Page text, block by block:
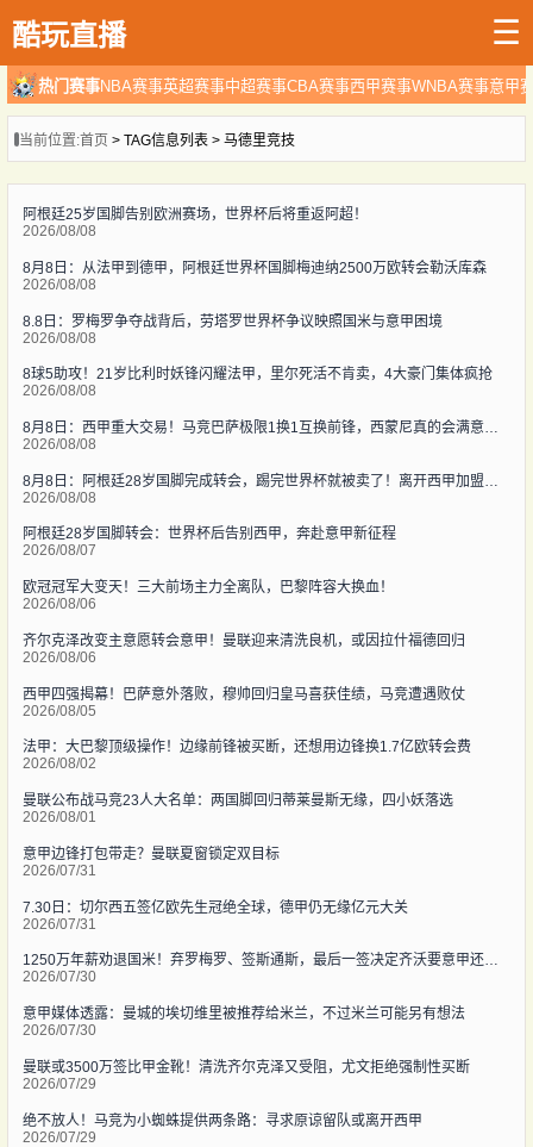
酷玩直播 ☰
热门赛事NBA赛事英超赛事中超赛事CBA赛事西甲赛事WNBA赛事意甲
当前位置:首页 > TAG信息列表 > 马德里竞技
阿根廷25岁国脚告别欧洲赛场，世界杯后将重返阿超！
2026/08/08
8月8日：从法甲到德甲，阿根廷世界杯国脚梅迪纳2500万欧转会勒沃库森
2026/08/08
8.8日：罗梅罗争夺战背后，劳塔罗世界杯争议映照国米与意甲困境
2026/08/08
8球5助攻！21岁比利时妖锋闪耀法甲，里尔死活不肯卖，4大豪门集体疯抢
2026/08/08
8月8日：西甲重大交易！马竞巴萨极限1换1互换前锋，西蒙尼真的会满意么？
2026/08/08
2026/08/08
阿根廷28岁国脚转会：世界杯后告别西甲，奔赴意甲新征程
2026/08/07
欧冠冠军大变天！三大前场主力全离队，巴黎阵容大换血！
2026/08/06
齐尔克泽改变主意愿转会意甲！曼联迎来清洗良机，或因拉什福德回归
2026/08/06
西甲四强揭幕！巴萨意外落败，穆帅回归皇马喜获佳绩，马竞遭遇败仗
2026/08/05
法甲：大巴黎顶级操作！边缘前锋被买断，还想用边锋换1.7亿欧转会费
2026/08/02
曼联公布战马竞23人大名单：两国脚回归蒂莱曼斯无缘，四小妖落选
2026/08/01
意甲边锋打包带走？曼联夏窗锁定双目标
2026/07/31
7.30日：切尔西五签亿欧先生冠绝全球，德甲仍无缘亿元大关
2026/07/31
1250万年薪劝退国米！弃罗梅罗、签斯通斯，最后一签决定齐沃要意甲还是要欧冠
2026/07/30
意甲媒体透露：曼城的埃切维里被推荐给米兰，不过米兰可能另有想法
2026/07/30
曼联或3500万签比甲金靴！清洗齐尔克泽又受阻，尤文拒绝强制性买断
2026/07/29
绝不放人！马竞为小蜘蛛提供两条路：寻求原谅留队或离开西甲
2026/07/29